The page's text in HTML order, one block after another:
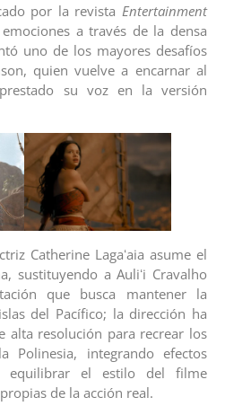
por la revista Entertainment
a través de la densa
uno de los mayores desafíos
quien vuelve a encarnar al
su voz en la versión
Catherine Lagaʻaia asume el
sustituyendo a Auliʻi Cravalho
que busca mantener la
del Pacífico; la dirección ha
alta resolución para recrear los
Polinesia, integrando efectos
equilibrar el estilo del filme
de la acción real.